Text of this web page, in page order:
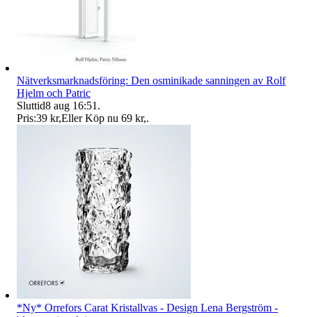
Nätverksmarknadsföring: Den osminikade sanningen av Rolf
Hjelm och Patric
Sluttid8 aug 16:51 .
Pris:39 kr,Eller Köp nu 69 kr,.
*Ny* Orrefors Carat Kristallvas - Design Lena Bergström -